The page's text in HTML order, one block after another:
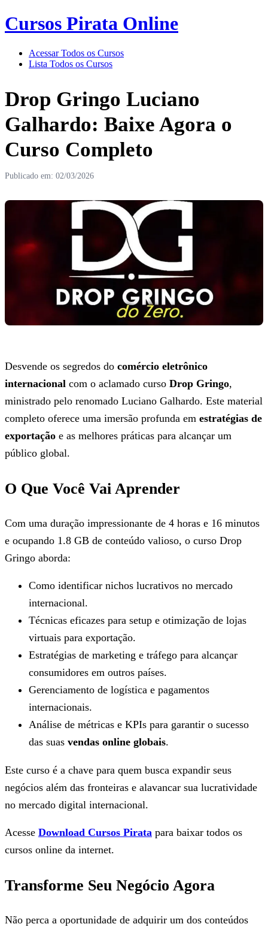
Cursos Pirata Online
Acessar Todos os Cursos
Lista Todos os Cursos
Drop Gringo Luciano
Galhardo: Baixe Agora o
Curso Completo
Publicado em: 02/03/2026
Desvende os segredos do comércio eletrônico
internacional com o aclamado curso Drop Gringo,
ministrado pelo renomado Luciano Galhardo. Este material
completo oferece uma imersão profunda em estratégias de
exportação e as melhores práticas para alcançar um
público global.
O Que Você Vai Aprender
Com uma duração impressionante de 4 horas e 16 minutos
e ocupando 1.8 GB de conteúdo valioso, o curso Drop
Gringo aborda:
Como identificar nichos lucrativos no mercado
internacional.
Técnicas eficazes para setup e otimização de lojas
virtuais para exportação.
Estratégias de marketing e tráfego para alcançar
consumidores em outros países.
Gerenciamento de logística e pagamentos
internacionais.
Análise de métricas e KPIs para garantir o sucesso
das suas vendas online globais.
Este curso é a chave para quem busca expandir seus
negócios além das fronteiras e alavancar sua lucratividade
no mercado digital internacional.
Acesse Download Cursos Pirata para baixar todos os
cursos online da internet.
Transforme Seu Negócio Agora
Não perca a oportunidade de adquirir um dos conteúdos